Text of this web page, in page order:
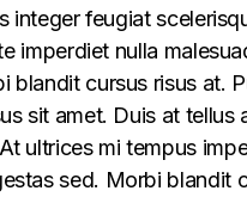
integer feugiat
imperdiet nulla
blandit cursus risus at.
sit amet. Duis at
ultrices mi tempus
sed. Morbi blandit